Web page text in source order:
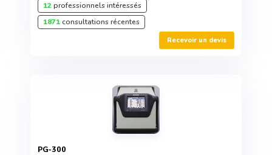
12professionnels intéressés
1871consultations récentes
Recevoir un devis
PG-300